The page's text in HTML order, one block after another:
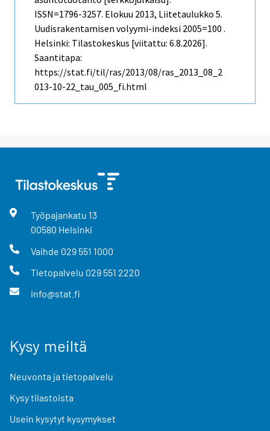
ISSN=1796-3257. Elokuu 2013, Liitetaulukko 5.
Uudisrakentamisen volyymi-indeksi 2005=100 .
Helsinki: Tilastokeskus [viitattu: 6.8.2026].
Saantitapa:
https://stat.fi/til/ras/2013/08/ras_2013_08_2
013-10-22_tau_005_fi.html
Työpajankatu 13
00580 Helsinki
Vaihde 029 551 1000
Tietopalvelu 029 551 2220
info@stat.fi
Kysy meiltä
Neuvonta ja tietopalvelu
Kysy tilastoista
Usein kysytyt kysymykset